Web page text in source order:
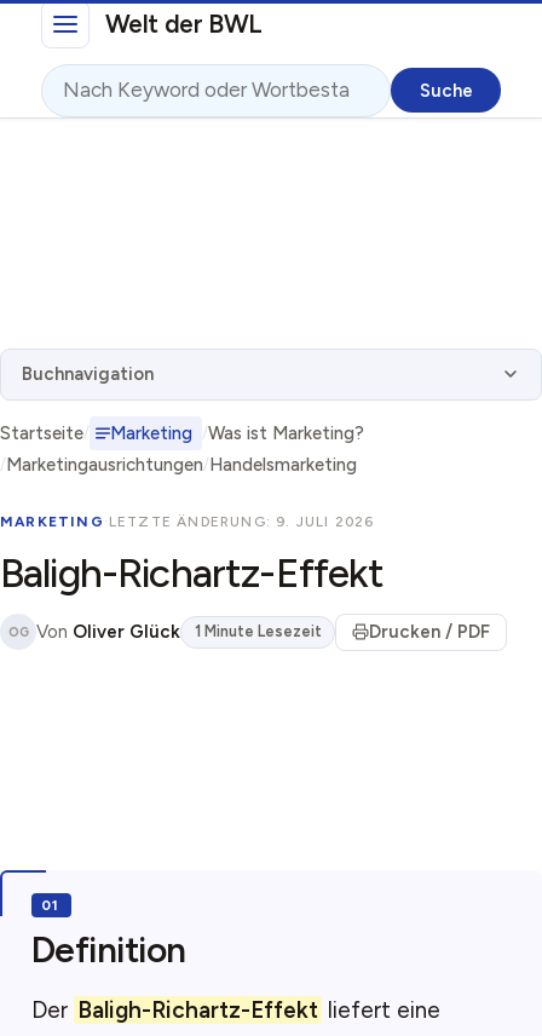
Direkt zum InhaltWelt der BWL
Suche
Buchnavigation
Startseite Marketing
Was ist Marketing?
Marketingausrichtungen Handelsmarketing
MARKETING · LETZTE ÄNDERUNG: 9. JULI 2026
Baligh-Richartz-Effekt
OG Von Oliver Glück 1 Minute Lesezeit Drucken / PDF
Definition
Der Baligh-Richartz-Effekt liefert eine